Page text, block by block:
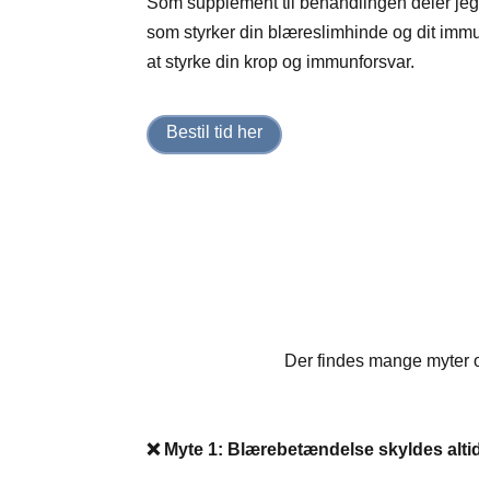
som styrker din blæreslimhinde og dit
at styrke din krop og immunforsvar.
Bestil tid her
Der findes mange
❌Myte 1: Blærebetændelse skyldes